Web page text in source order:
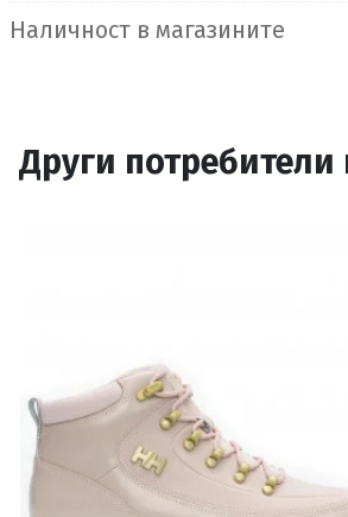
Наличност в магазините
Други потребители